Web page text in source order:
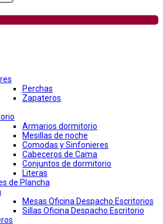
Perchas
Zapateros
Armarios dormitorio
Mesillas de noche
Comodas y Sinfonieres
Cabeceros de Cama
Conjuntos de dormitorio
Literas
de Plancha
Mesas Oficina Despacho Escritorios
Sillas Oficina Despacho Escritorio